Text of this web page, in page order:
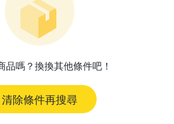
品嗎？換換其他條件吧！
清除條件再搜尋